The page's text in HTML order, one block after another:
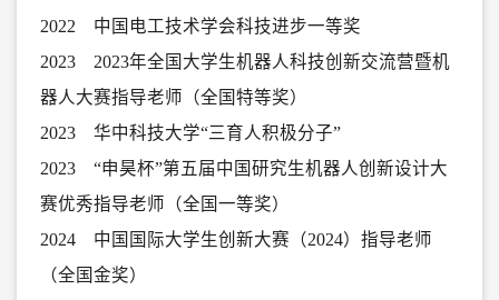
2022 中国电工技术学会科技进步一等奖
2023 2023年全国大学生机器人科技创新交流营暨机
器人大赛指导老师（全国特等奖）
2023 华中科技大学“三育人积极分子”
2023 “申昊杯”第五届中国研究生机器人创新设计大
赛优秀指导老师（全国一等奖）
2024 中国国际大学生创新大赛（2024）指导老师
（全国金奖）